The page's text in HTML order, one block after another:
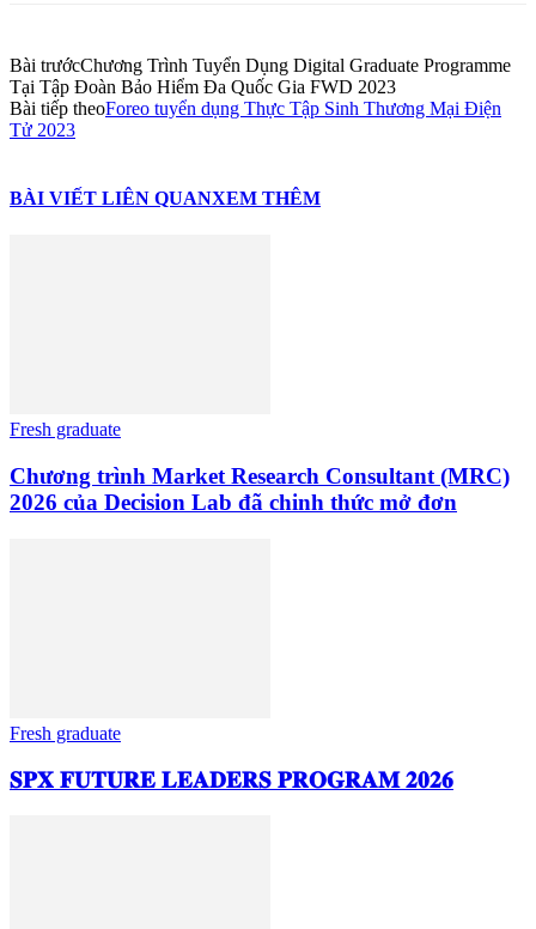
Bài trướcChương Trình Tuyển Dụng Digital Graduate Programme
Tại Tập Đoàn Bảo Hiểm Đa Quốc Gia FWD 2023
Bài tiếp theoForeo tuyển dụng Thực Tập Sinh Thương Mại Điện
Tử 2023
BÀI VIẾT LIÊN QUANXEM THÊM
Fresh graduate
Chương trình Market Research Consultant (MRC)
2026 của Decision Lab đã chinh thức mở đơn
Fresh graduate
𝐒𝐏𝐗 𝐅𝐔𝐓𝐔𝐑𝐄 𝐋𝐄𝐀𝐃𝐄𝐑𝐒 𝐏𝐑𝐎𝐆𝐑𝐀𝐌 𝟐𝟎𝟐𝟔